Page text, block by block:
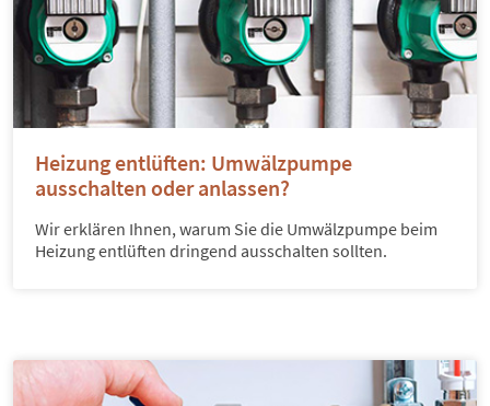
Heizung entlüften: Umwälzpumpe
ausschalten oder anlassen?
Wir erklären Ihnen, warum Sie die Umwälzpumpe beim
Heizung entlüften dringend ausschalten sollten.